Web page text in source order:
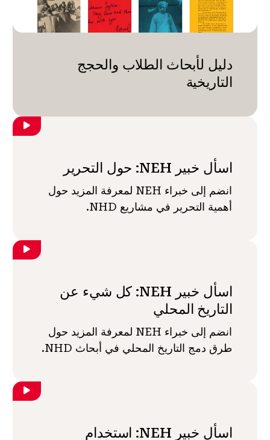
دليل لأبحاث الطلاب والحجج
التاريخية
اسأل خبير NEH: حول التحرير
انضم إلى خبراء NEH لمعرفة المزيد حول
أهمية التحرير في مشاريع NHD.
اسأل خبير NEH: كل شيء عن
التاريخ المحلي
انضم إلى خبراء NEH لمعرفة المزيد حول
طرق دمج التاريخ المحلي في أبحاث NHD.
اسأل خبير NEH: استخدام